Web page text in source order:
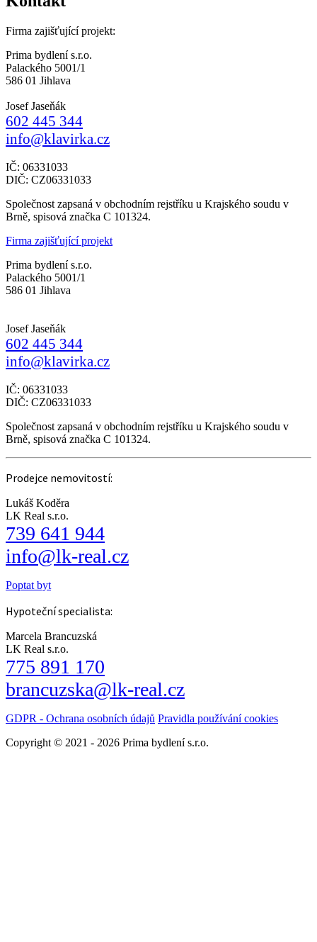
Firma zajišťující projekt:
Prima bydlení s.r.o.
Palackého 5001/1
586 01 Jihlava
Josef Jaseňák
602 445 344
info@klavirka.cz
IČ: 06331033
DIČ: CZ06331033
Společnost zapsaná v obchodním rejstříku u Krajského soudu v
Brně, spisová značka C 101324.
Firma zajišťující projekt
Prima bydlení s.r.o.
Palackého 5001/1
586 01 Jihlava
Josef Jaseňák
602 445 344
info@klavirka.cz
IČ: 06331033
DIČ: CZ06331033
Společnost zapsaná v obchodním rejstříku u Krajského soudu v
Brně, spisová značka C 101324.
Prodejce nemovitostí:
Lukáš Koděra
LK Real s.r.o.
739 641 944
info@lk-real.cz
Poptat byt
Hypoteční specialista:
Marcela Brancuzská
LK Real s.r.o.
775 891 170
brancuzska@lk-real.cz
GDPR - Ochrana osobních údajů Pravidla používání cookies
Copyright © 2021 - 2026 Prima bydlení s.r.o.